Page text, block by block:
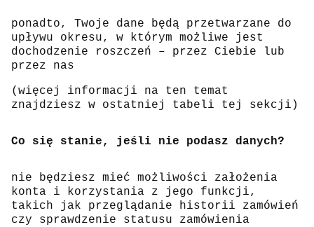
ponadto, Twoje dane będą przetwarzane do
upływu okresu, w którym możliwe jest
dochodzenie roszczeń – przez Ciebie lub
przez nas
(więcej informacji na ten temat
znajdziesz w ostatniej tabeli tej sekcji)
Co się stanie, jeśli nie podasz danych?
nie będziesz mieć możliwości założenia
konta i korzystania z jego funkcji,
takich jak przeglądanie historii zamówień
czy sprawdzenie statusu zamówienia